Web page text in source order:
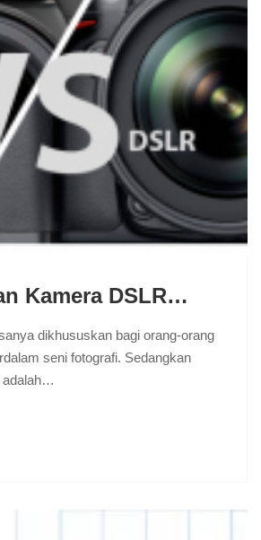
Kamera DSLR…
dikhususkan bagi orang-orang
seni fotografi. Sedangkan
adalah…